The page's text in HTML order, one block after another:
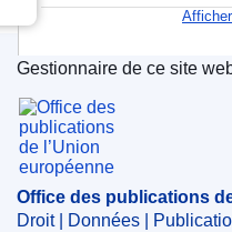
Office des
Gestionnaire de ce site
Office des publications
Droit | Données |